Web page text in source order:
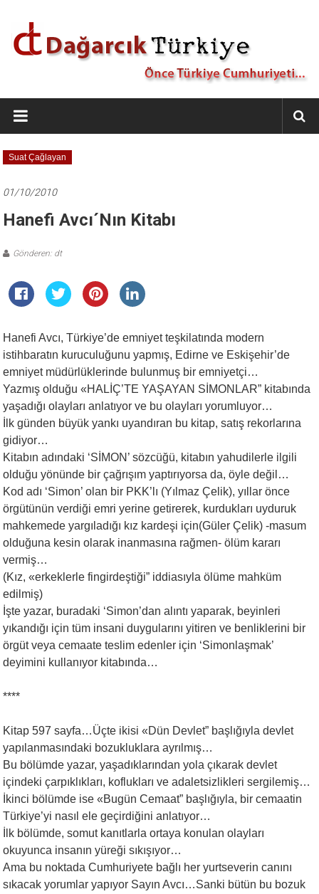
Dağarcık
Türkiye
Önce
Türkiye
Suat Çağlayan
01/10/2010
Hanefi Avcı´nın Kitabı
Gönderen: dt
Hanefi Avcı, Türkiye’de emniyet teşkilatında modern
istihbaratın kuruculuğunu yapmış, Edirne ve Eskişehir’de
emniyet müdürlüklerinde bulunmuş bir emniyetçi…
Yazmış olduğu «HALİÇ’TE YAŞAYAN SİMONLAR” kitabında
yaşadığı olayları anlatıyor ve bu olayları yorumluyor…
İlk günden büyük yankı uyandıran bu kitap, satış rekorlarına
gidiyor…
Kitabın adındaki ‘SİMON’ sözcüğü, kitabın yahudilerle ilgili
olduğu yönünde bir çağrışım yaptırıyorsa da, öyle değil…
Kod adı ‘Simon’ olan bir PKK’lı (Yılmaz Çelik), yıllar önce
örgütünün verdiği emri yerine getirerek, kurdukları uyduruk
mahkemede yargıladığı kız kardeşi için(Güler Çelik) -masum
olduğuna kesin olarak inanmasına rağmen- ölüm kararı
vermiş…
(Kız, «erkeklerle fingirdeştiği” iddiasıyla ölüme mahküm
edilmiş)
İşte yazar, buradaki ‘Simon’dan alıntı yaparak, beyinleri
yıkandığı için tüm insani duygularını yitiren ve benliklerini bir
örgüt veya cemaate teslim edenler için ‘Simonlaşmak’
deyimini kullanıyor kitabında…
****
Kitap 597 sayfa…Üçte ikisi «Dün Devlet” başlığıyla devlet
yapılanmasındaki bozukluklara ayrılmış…
Bu bölümde yazar, yaşadıklarından yola çıkarak devlet
içindeki çarpıklıkları, koflukları ve adaletsizlikleri sergilemiş…
İkinci bölümde ise «Bugün Cemaat” başlığıyla, bir cemaatin
Türkiye’yi nasıl ele geçirdiğini anlatıyor…
İlk bölümde, somut kanıtlarla ortaya konulan olayları
okuyunca insanın yüreği sıkışıyor…
Ama bu noktada Cumhuriyete bağlı her yurtseverin canını
sıkacak yorumlar yapıyor Sayın Avcı…Sanki bütün bu bozuk